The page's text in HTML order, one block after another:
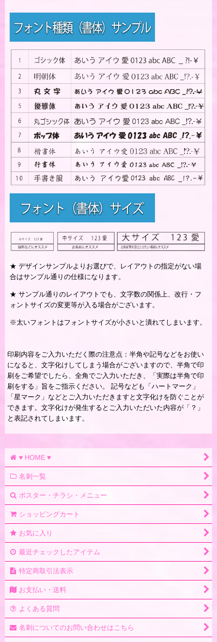
★ デザインサンプルよりお選びで、レイアウトの指定がない場
合はサンプル通りの仕様になります。
★ サンプル通りのレイアウトでも、文字数の関係上、改行・フ
ォントサイズの変更等が入る場合がございます。
※太いフォントはフォントサイズが小さいと潰れてしまいます。
印刷内容をご入力いただく際の注意点：半角や記号などをお使い
になると、文字化けしてしまう場合がございますので、半角で印
刷をご希望でしたら、全角でご入力いただき、「実際は半角で印
刷をする」旨をご指示ください。 記号なども「ハートマーク」
「星マーク」などとご入力いただきますと文字化けを防ぐことが
できます。文字化けが発生するとご入力いただいた内容が「？」
と表記されてしまいます。
♥ HOME ♥
名刺一覧
ポスター・チラシ・メニュー
ショッピングカート
お気に入り
最近チェックしたアイテム
特定商取引法表示
お支払い・送料
よくある質問
名刺についてのお問い合わせはこちら